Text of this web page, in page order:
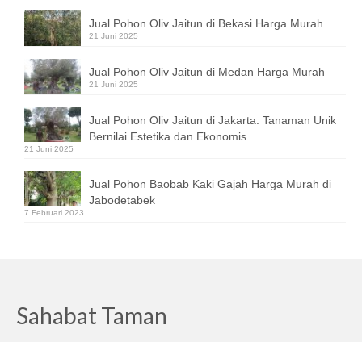
Jual Pohon Oliv Jaitun di Bekasi Harga Murah
21 Juni 2025
Jual Pohon Oliv Jaitun di Medan Harga Murah
21 Juni 2025
Jual Pohon Oliv Jaitun di Jakarta: Tanaman Unik
Bernilai Estetika dan Ekonomis
21 Juni 2025
Jual Pohon Baobab Kaki Gajah Harga Murah di
Jabodetabek
7 Februari 2023
Sahabat Taman